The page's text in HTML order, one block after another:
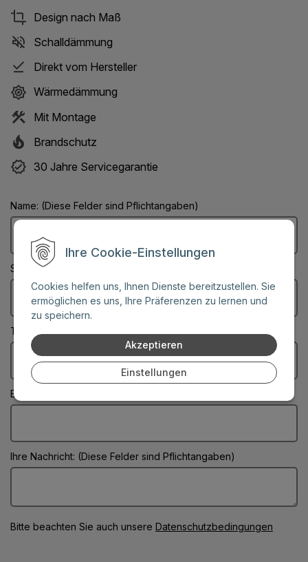
Ihre Cookie-Einstellungen
Cookies helfen uns, Ihnen Dienste bereitzustellen. Sie
ermöglichen es uns, Ihre Präferenzen zu lernen und
zu speichern.
Akzeptieren
Einstellungen
Design nach Maß
Schalldämmung
Direkt vom Hersteller
Wärmedämmung
Mit Montage
Brandschutz
30 Jahre Servicegarantie
Name: (Diese Felder sind Pflichtangaben)
Stadt: (Diese Felder sind Pflichtangaben)
Telefonnummer:
E-Mail: (Diese Felder sind Pflichtangaben)
Ihre Nachricht: (Diese Felder sind Pflichtangaben)
Bitte beachten Sie auch unsere Datenschutzbedingungen